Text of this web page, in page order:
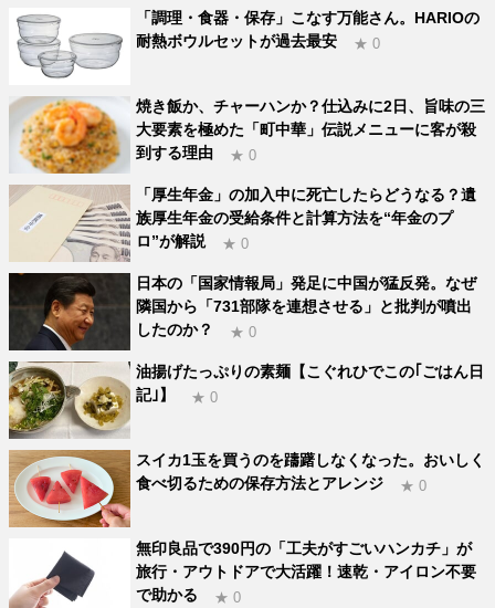
「調理・食器・保存」こなす万能さん。HARIOの
耐熱ボウルセットが過去最安
★ 0
焼き飯か、チャーハンか？仕込みに2日、旨味の三
大要素を極めた「町中華」伝説メニューに客が殺
到する理由
★ 0
「厚生年金」の加入中に死亡したらどうなる？遺
族厚生年金の受給条件と計算方法を“年金のプ
ロ”が解説
★ 0
日本の「国家情報局」発足に中国が猛反発。なぜ
隣国から「731部隊を連想させる」と批判が噴出
したのか？
★ 0
油揚げたっぷりの素麺【こぐれひでこの｢ごはん日
記｣】
★ 0
スイカ1玉を買うのを躊躇しなくなった。おいしく
食べ切るための保存方法とアレンジ
★ 0
無印良品で390円の「工夫がすごいハンカチ」が
旅行・アウトドアで大活躍！速乾・アイロン不要
で助かる
★ 0